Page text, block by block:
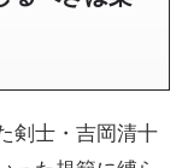
剣士・吉岡清十